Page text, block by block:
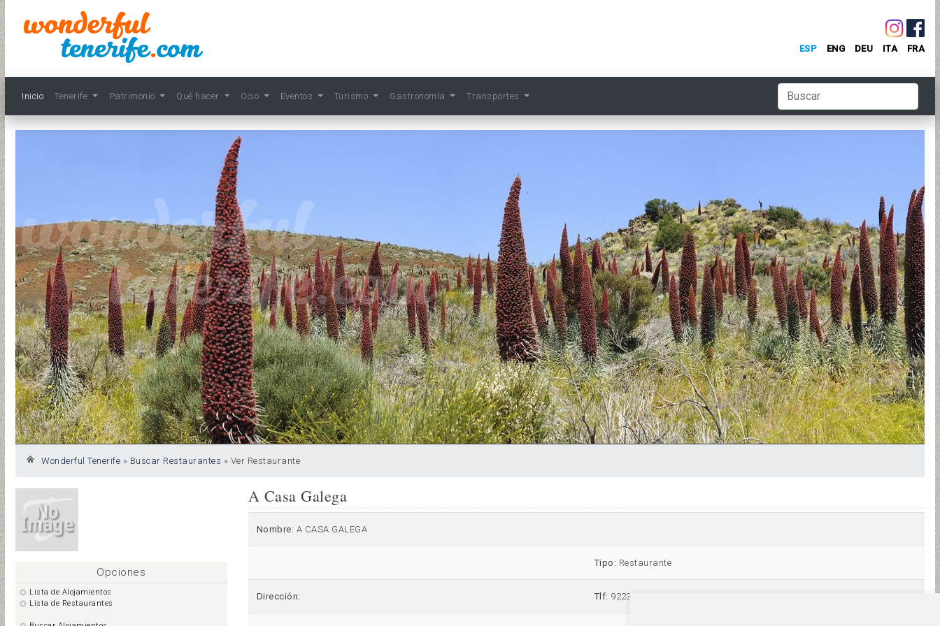
Inicio Tenerife Patrimonio Qué hacer Ocio Eventos Turismo Gastronomía Transportes
ESP ENG DEU ITA FRA
Wonderful Tenerife » Buscar Restaurantes » Ver Restaurante
Opciones
Lista de Alojamientos
Lista de Restaurantes
A Casa Galega
Nombre: A CASA GALEGA
Tipo: Restaurante
Dirección: Tlf: 922374516